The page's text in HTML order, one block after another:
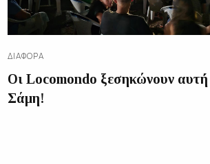
ΔΙΑΦΟΡΑ
Οι Locomondo ξεσηκώνουν
Σάμη!